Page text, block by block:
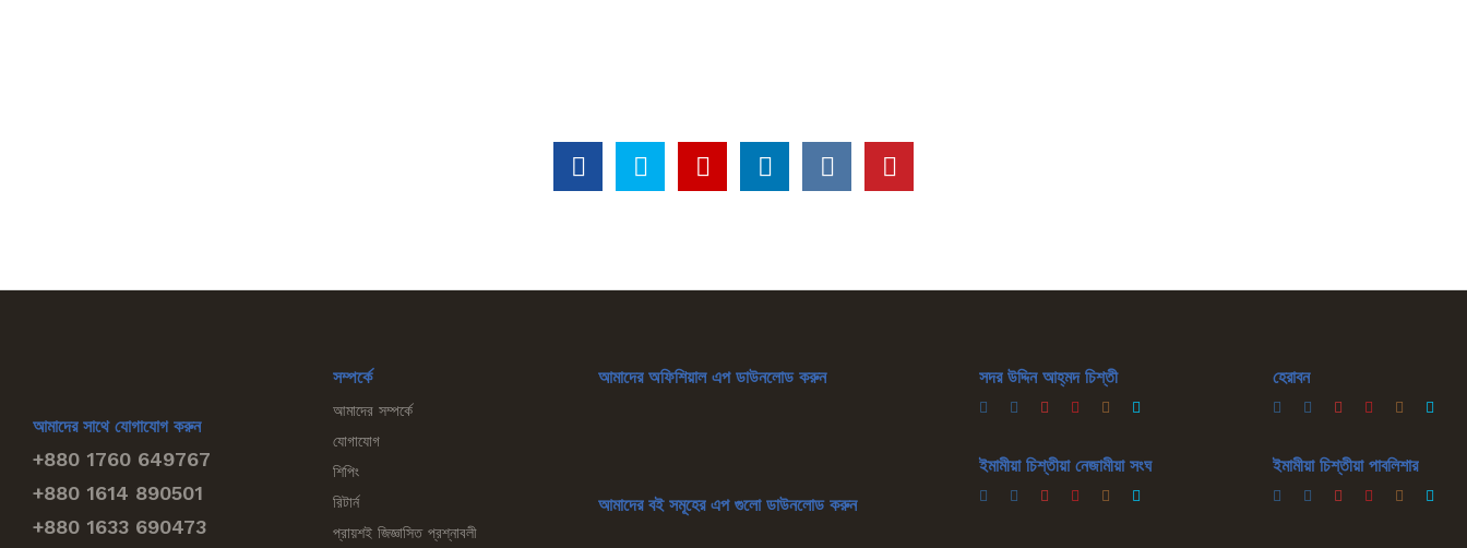
আমাদের সাথে যোগাযোগ করুন
+880 1760 649767
+880 1614 890501
+880 1633 690473
সম্পর্কে
আমাদের সম্পর্কে
যোগাযোগ
শিপিং
রিটার্ন
প্রায়শই জিজ্ঞাসিত প্রশ্নাবলী
আমাদের অফিশিয়াল এপ ডাউনলোড করুন
আমাদের বই সমূহের এপ গুলো ডাউনলোড করুন
সদর উদ্দিন আহ্‌মদ চিশ্‌তী
ইমামীয়া চিশ্‌তীয়া নেজামীয়া সংঘ
হেরাবন
ইমামীয়া চিশ্‌তীয়া পাবলিশার